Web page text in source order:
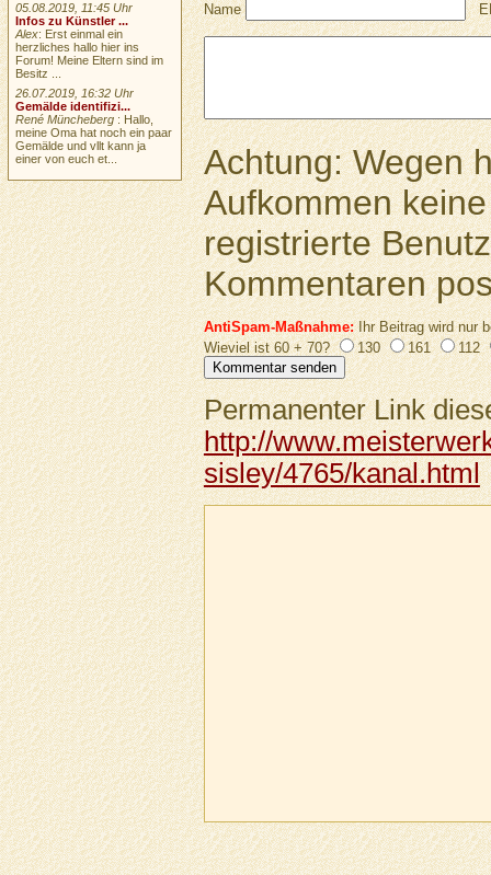
Name
Achtung: Wegen
Aufkommen
registrierte
Kommentaren
AntiSpam-Maßnahme:Ihr Beitrag wird nur
Wieviel ist 60 + 70?
130 161 112
Permanenter Link
http://
sisley/4765/kanal.html
05.08.2019, 11:45 Uhr
Infos zu Künstler ...
Alex: Erst einmal ein
herzliches hallo hier ins
Forum! Meine Eltern sind im
Besitz ...
26.07.2019, 16:32 Uhr
Gemälde identifizi...
René Müncheberg : Hallo,
meine Oma hat noch ein paar
Gemälde und vllt kann ja
einer von euch et...